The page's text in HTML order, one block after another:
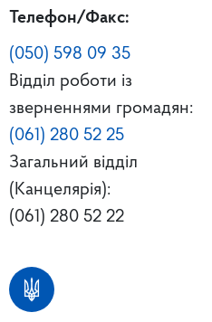
Телефон/Факс:
(050) 598 09 35
Відділ роботи із
зверненнями громадян:
(061) 280 52 25
Загальний відділ
(Канцелярія):
(061) 280 52 22